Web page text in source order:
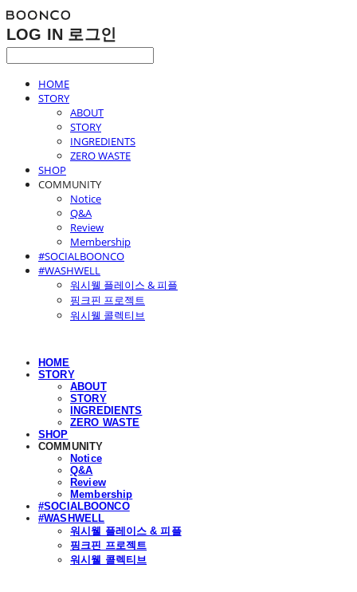
LOG IN 로그인
HOME
STORY
ABOUT
STORY
INGREDIENTS
ZERO WASTE
SHOP
COMMUNITY
Notice
Q&A
Review
Membership
#SOCIALBOONCO
#WASHWELL
워시웰 플레이스 & 피플
핑크핀 프로젝트
워시웰 콜렉티브
HOME
STORY
ABOUT
STORY
INGREDIENTS
ZERO WASTE
SHOP
COMMUNITY
Notice
Q&A
Review
Membership
#SOCIALBOONCO
#WASHWELL
워시웰 플레이스 & 피플
핑크핀 프로젝트
워시웰 콜렉티브